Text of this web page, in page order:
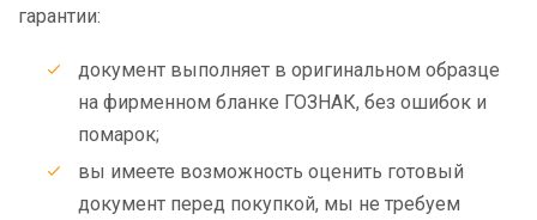
гарантии:
документ выполняет в оригинальном образце
на фирменном бланке ГОЗНАК, без ошибок и
помарок;
вы имеете возможность оценить готовый
документ перед покупкой, мы не требуем